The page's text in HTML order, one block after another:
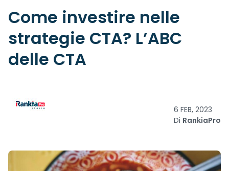
Come investire nelle
strategie CTA? L’ABC
delle CTA
6 FEB, 2023
Di RankiaPro